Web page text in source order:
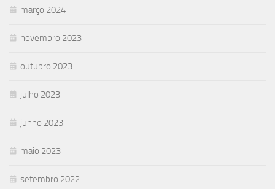
março 2024
novembro 2023
outubro 2023
julho 2023
junho 2023
maio 2023
setembro 2022